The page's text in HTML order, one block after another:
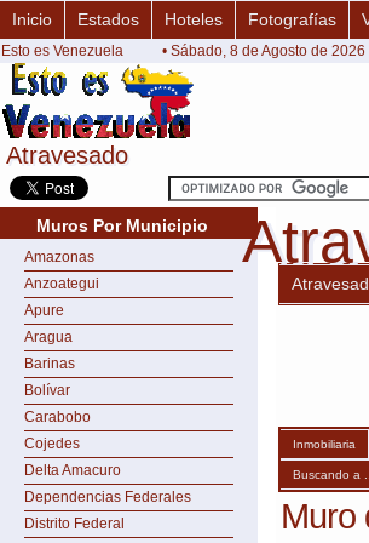
Atravesado
Atravesado
Inicio Estados Hoteles Fotografías
Esto es Venezuela • Sábado, 8 de Agosto de 2026
Muros Por Municipio
Amazonas
Anzoategui
Apure
Aragua
Barinas
Bolívar
Carabobo
Cojedes
Delta Amacuro
Dependencias Federales
Distrito Federal
Inmobiliaria
Buscando a ...
Muro